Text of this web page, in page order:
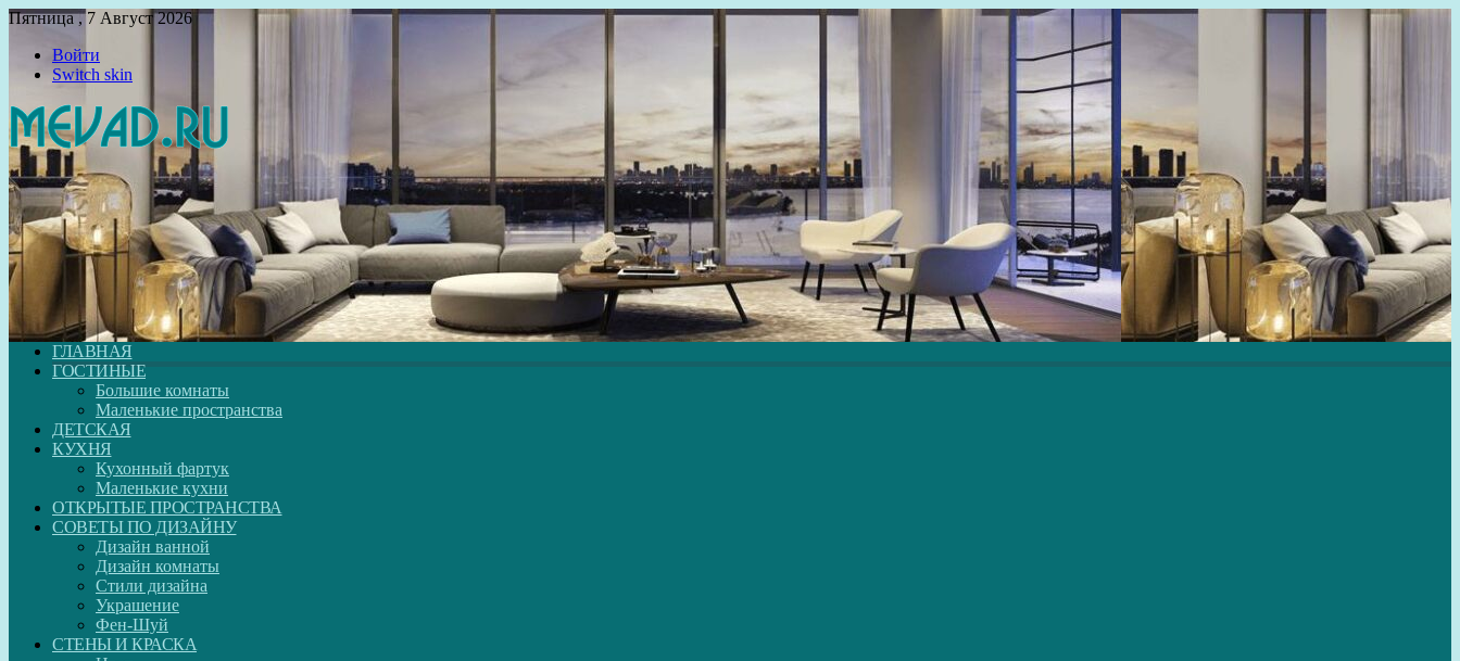
Пятница , 7 Август 2026
Войти
Switch skin
ГЛАВНАЯ
ГОСТИНЫЕ
Большие комнаты
Маленькие пространства
ДЕТСКАЯ
КУХНЯ
Кухонный фартук
Маленькие кухни
ОТКРЫТЫЕ ПРОСТРАНСТВА
СОВЕТЫ ПО ДИЗАЙНУ
Дизайн ванной
Дизайн комнаты
Стили дизайна
Украшение
Фен-Шуй
СТЕНЫ И КРАСКА